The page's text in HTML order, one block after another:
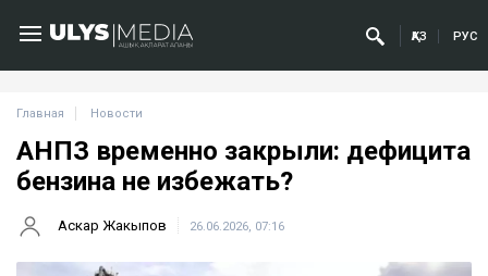
ҚАЗ РУС
Главная Новости
АНПЗ временно закрыли: дефицита
бензина не избежать?
Аскар Жакыпов 26.06.2026, 07:16